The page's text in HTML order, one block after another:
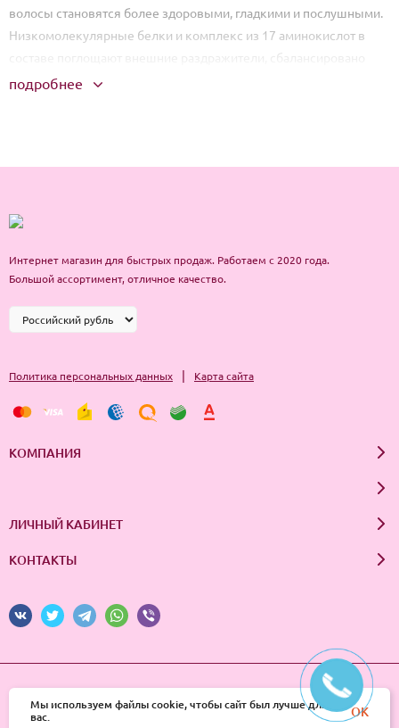
волосы становятся более здоровыми, гладкими и послушными.
Низкомолекулярные белки и комплекс из 17 аминокислот в
составе поглощают внешние раздражители, сбалансировано
питают волосы. 25 мл
подробнее
Интернет магазин для быстрых продаж. Работаем с 2020 года.
Большой ассортимент, отличное качество.
Политика персональных данных | Карта сайта
КОМПАНИЯ
ЛИЧНЫЙ КАБИНЕТ
КОНТАКТЫ
© 2026 InSale. Все права защищены
Мы используем файлы cookie, чтобы сайт был лучше для
вас.
OK